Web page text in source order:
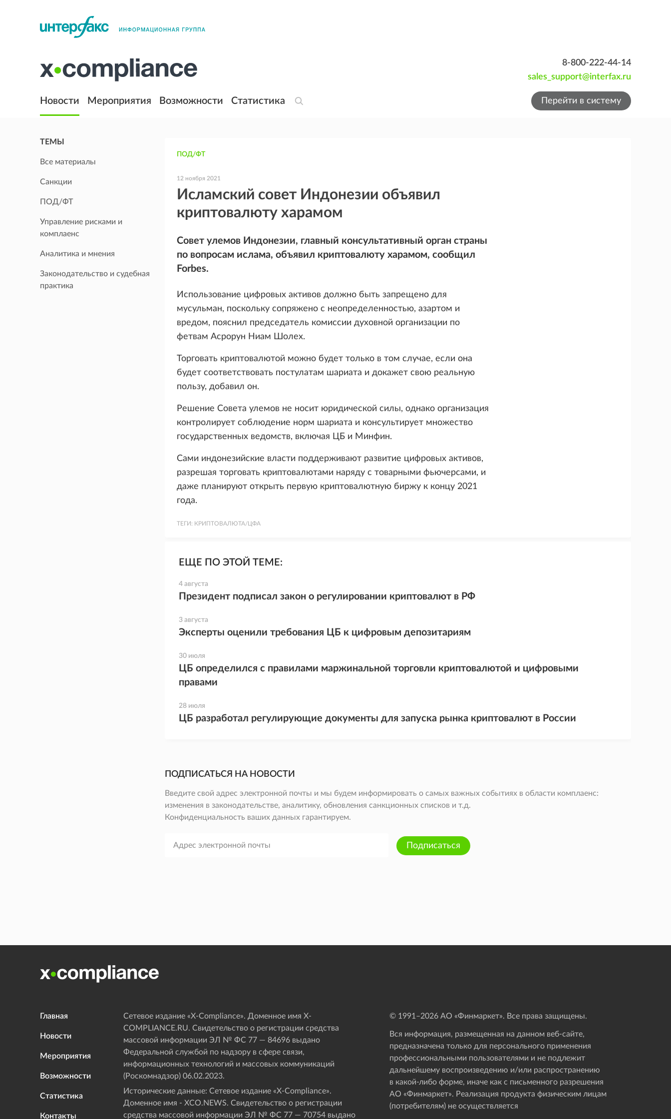
8-800-222-44-14
sales_support@interfax.ru
Новости Мероприятия Возможности Статистика Перейти в систему
ТЕМЫ
Все материалы
Санкции
ПОД/ФТ
Управление рисками и
комплаенс
Аналитика и мнения
Законодательство и судебная
практика
ПОД/ФТ
12 ноября 2021
Исламский совет Индонезии объявил
криптовалюту харамом
Совет улемов Индонезии, главный консультативный орган страны
по вопросам ислама, объявил криптовалюту харамом, сообщил
Forbes.
Использование цифровых активов должно быть запрещено для
мусульман, поскольку сопряжено с неопределенностью, азартом и
вредом, пояснил председатель комиссии духовной организации по
фетвам Асрорун Ниам Шолех.
Торговать криптовалютой можно будет только в том случае, если она
будет соответствовать постулатам шариата и докажет свою реальную
пользу, добавил он.
Решение Совета улемов не носит юридической силы, однако организация
контролирует соблюдение норм шариата и консультирует множество
государственных ведомств, включая ЦБ и Минфин.
Сами индонезийские власти поддерживают развитие цифровых активов,
разрешая торговать криптовалютами наряду с товарными фьючерсами, и
даже планируют открыть первую криптовалютную биржу к концу 2021
года.
ТЕГИ: КРИПТОВАЛЮТА/ЦФА
ЕЩЕ ПО ЭТОЙ ТЕМЕ:
4 августа
Президент подписал закон о регулировании криптовалют в РФ
3 августа
Эксперты оценили требования ЦБ к цифровым депозитариям
30 июля
ЦБ определился с правилами маржинальной торговли криптовалютой и цифровыми
правами
28 июля
ЦБ разработал регулирующие документы для запуска рынка криптовалют в России
ПОДПИСАТЬСЯ НА НОВОСТИ
Введите свой адрес электронной почты и мы будем информировать о самых важных событиях в области комплаенс:
изменения в законодательстве, аналитику, обновления санкционных списков и т.д.
Конфиденциальность ваших данных гарантируем.
Подписаться
Главная
Новости
Мероприятия
Возможности
Статистика
Контакты
Сетевое издание «Х-Compliance». Доменное имя X-
COMPLIANCE.RU. Свидетельство о регистрации средства
массовой информации ЭЛ № ФС 77 — 84696 выдано
Федеральной службой по надзору в сфере связи,
информационных технологий и массовых коммуникаций
(Роскомнадзор) 06.02.2023.
Исторические данные: Сетевое издание «Х-Compliance».
Доменное имя - XCO.NEWS. Свидетельство о регистрации
средства массовой информации ЭЛ № ФС 77 — 70754 выдано
© 1991–2026АО «Финмаркет». Все права защищены.
Вся информация, размещенная на данном веб-сайте,
предназначена только для персонального применения
профессиональными пользователями и не подлежит
дальнейшему воспроизведению и/или распространению
в какой-либо форме, иначе как с письменного разрешения
АО «Финмаркет». Реализация продукта физическим лицам
(потребителям) не осуществляется